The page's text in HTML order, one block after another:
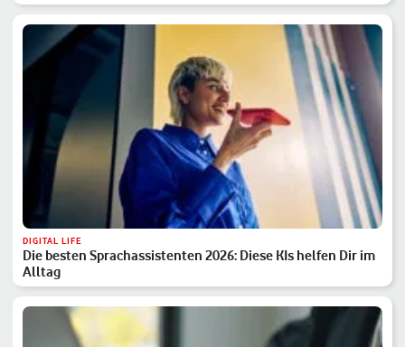
DIGITAL LIFE
Die besten Sprachassistenten 2026: Diese KIs helfen Dir im
Alltag